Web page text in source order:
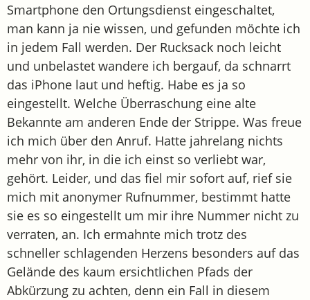
Smartphone den Ortungsdienst eingeschaltet,
man kann ja nie wissen, und gefunden möchte ich
in jedem Fall werden. Der Rucksack noch leicht
und unbelastet wandere ich bergauf, da schnarrt
das iPhone laut und heftig. Habe es ja so
eingestellt. Welche Überraschung eine alte
Bekannte am anderen Ende der Strippe. Was freue
ich mich über den Anruf. Hatte jahrelang nichts
mehr von ihr, in die ich einst so verliebt war,
gehört. Leider, und das fiel mir sofort auf, rief sie
mich mit anonymer Rufnummer, bestimmt hatte
sie es so eingestellt um mir ihre Nummer nicht zu
verraten, an. Ich ermahnte mich trotz des
schneller schlagenden Herzens besonders auf das
Gelände des kaum ersichtlichen Pfads der
Abkürzung zu achten, denn ein Fall in diesem